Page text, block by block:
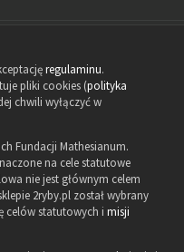
regulaminu.
pliki cookies (polityka
chwili wyłączyć w
Fundacji Mathesianum.
na cele statutowe
nie jest głównym celem
2ryby.pl został wybrany
celów statutowych i misji